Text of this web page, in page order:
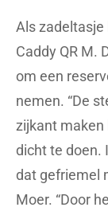
Als zadeltasje
Caddy QR M.
om een
nemen. “De
zijkant maken
dicht te doen.
dat gefriemel
Moer. “Door